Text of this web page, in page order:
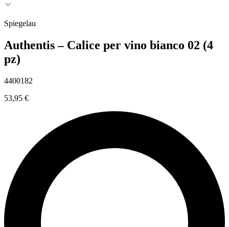
Spiegelau
Authentis – Calice per vino bianco 02 (4
pz)
4400182
53,95 €